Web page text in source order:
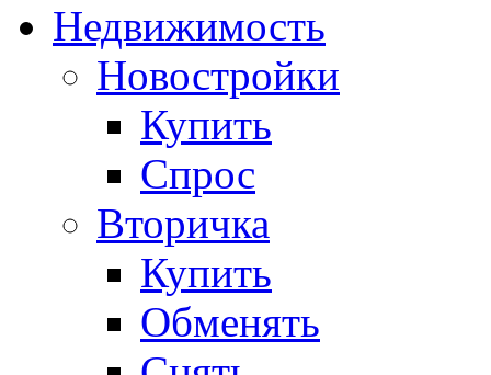
Недвижимость
Новостройки
Купить
Спрос
Вторичка
Купить
Обменять